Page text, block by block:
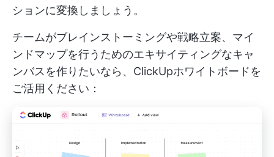
ションに変換しましょう。
チームがブレインストーミングや戦略立案、マイ
ンドマップを行うためのエキサイティングなキャ
ンバスを作りたいなら、ClickUpホワイトボードを
ご活用ください：